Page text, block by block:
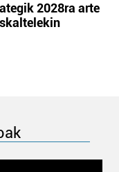
2028ra arte